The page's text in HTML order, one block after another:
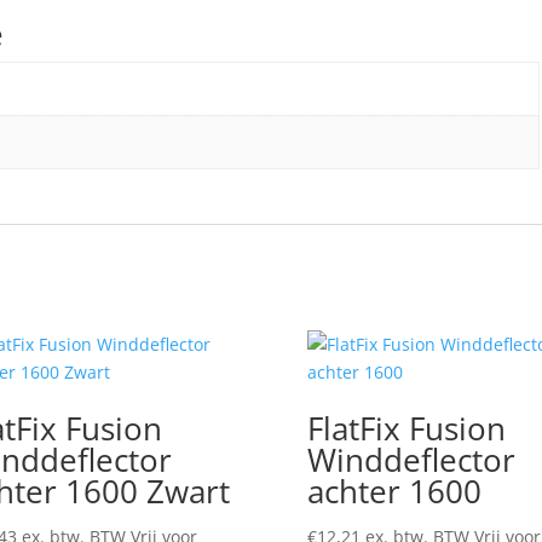
Fusion
1600 Zwart
ex. btw. BTW Vrij voor
FlatFix Fusion
Winddeflector
achter 1600
€12,21 ex. btw. BTW Vrij voor